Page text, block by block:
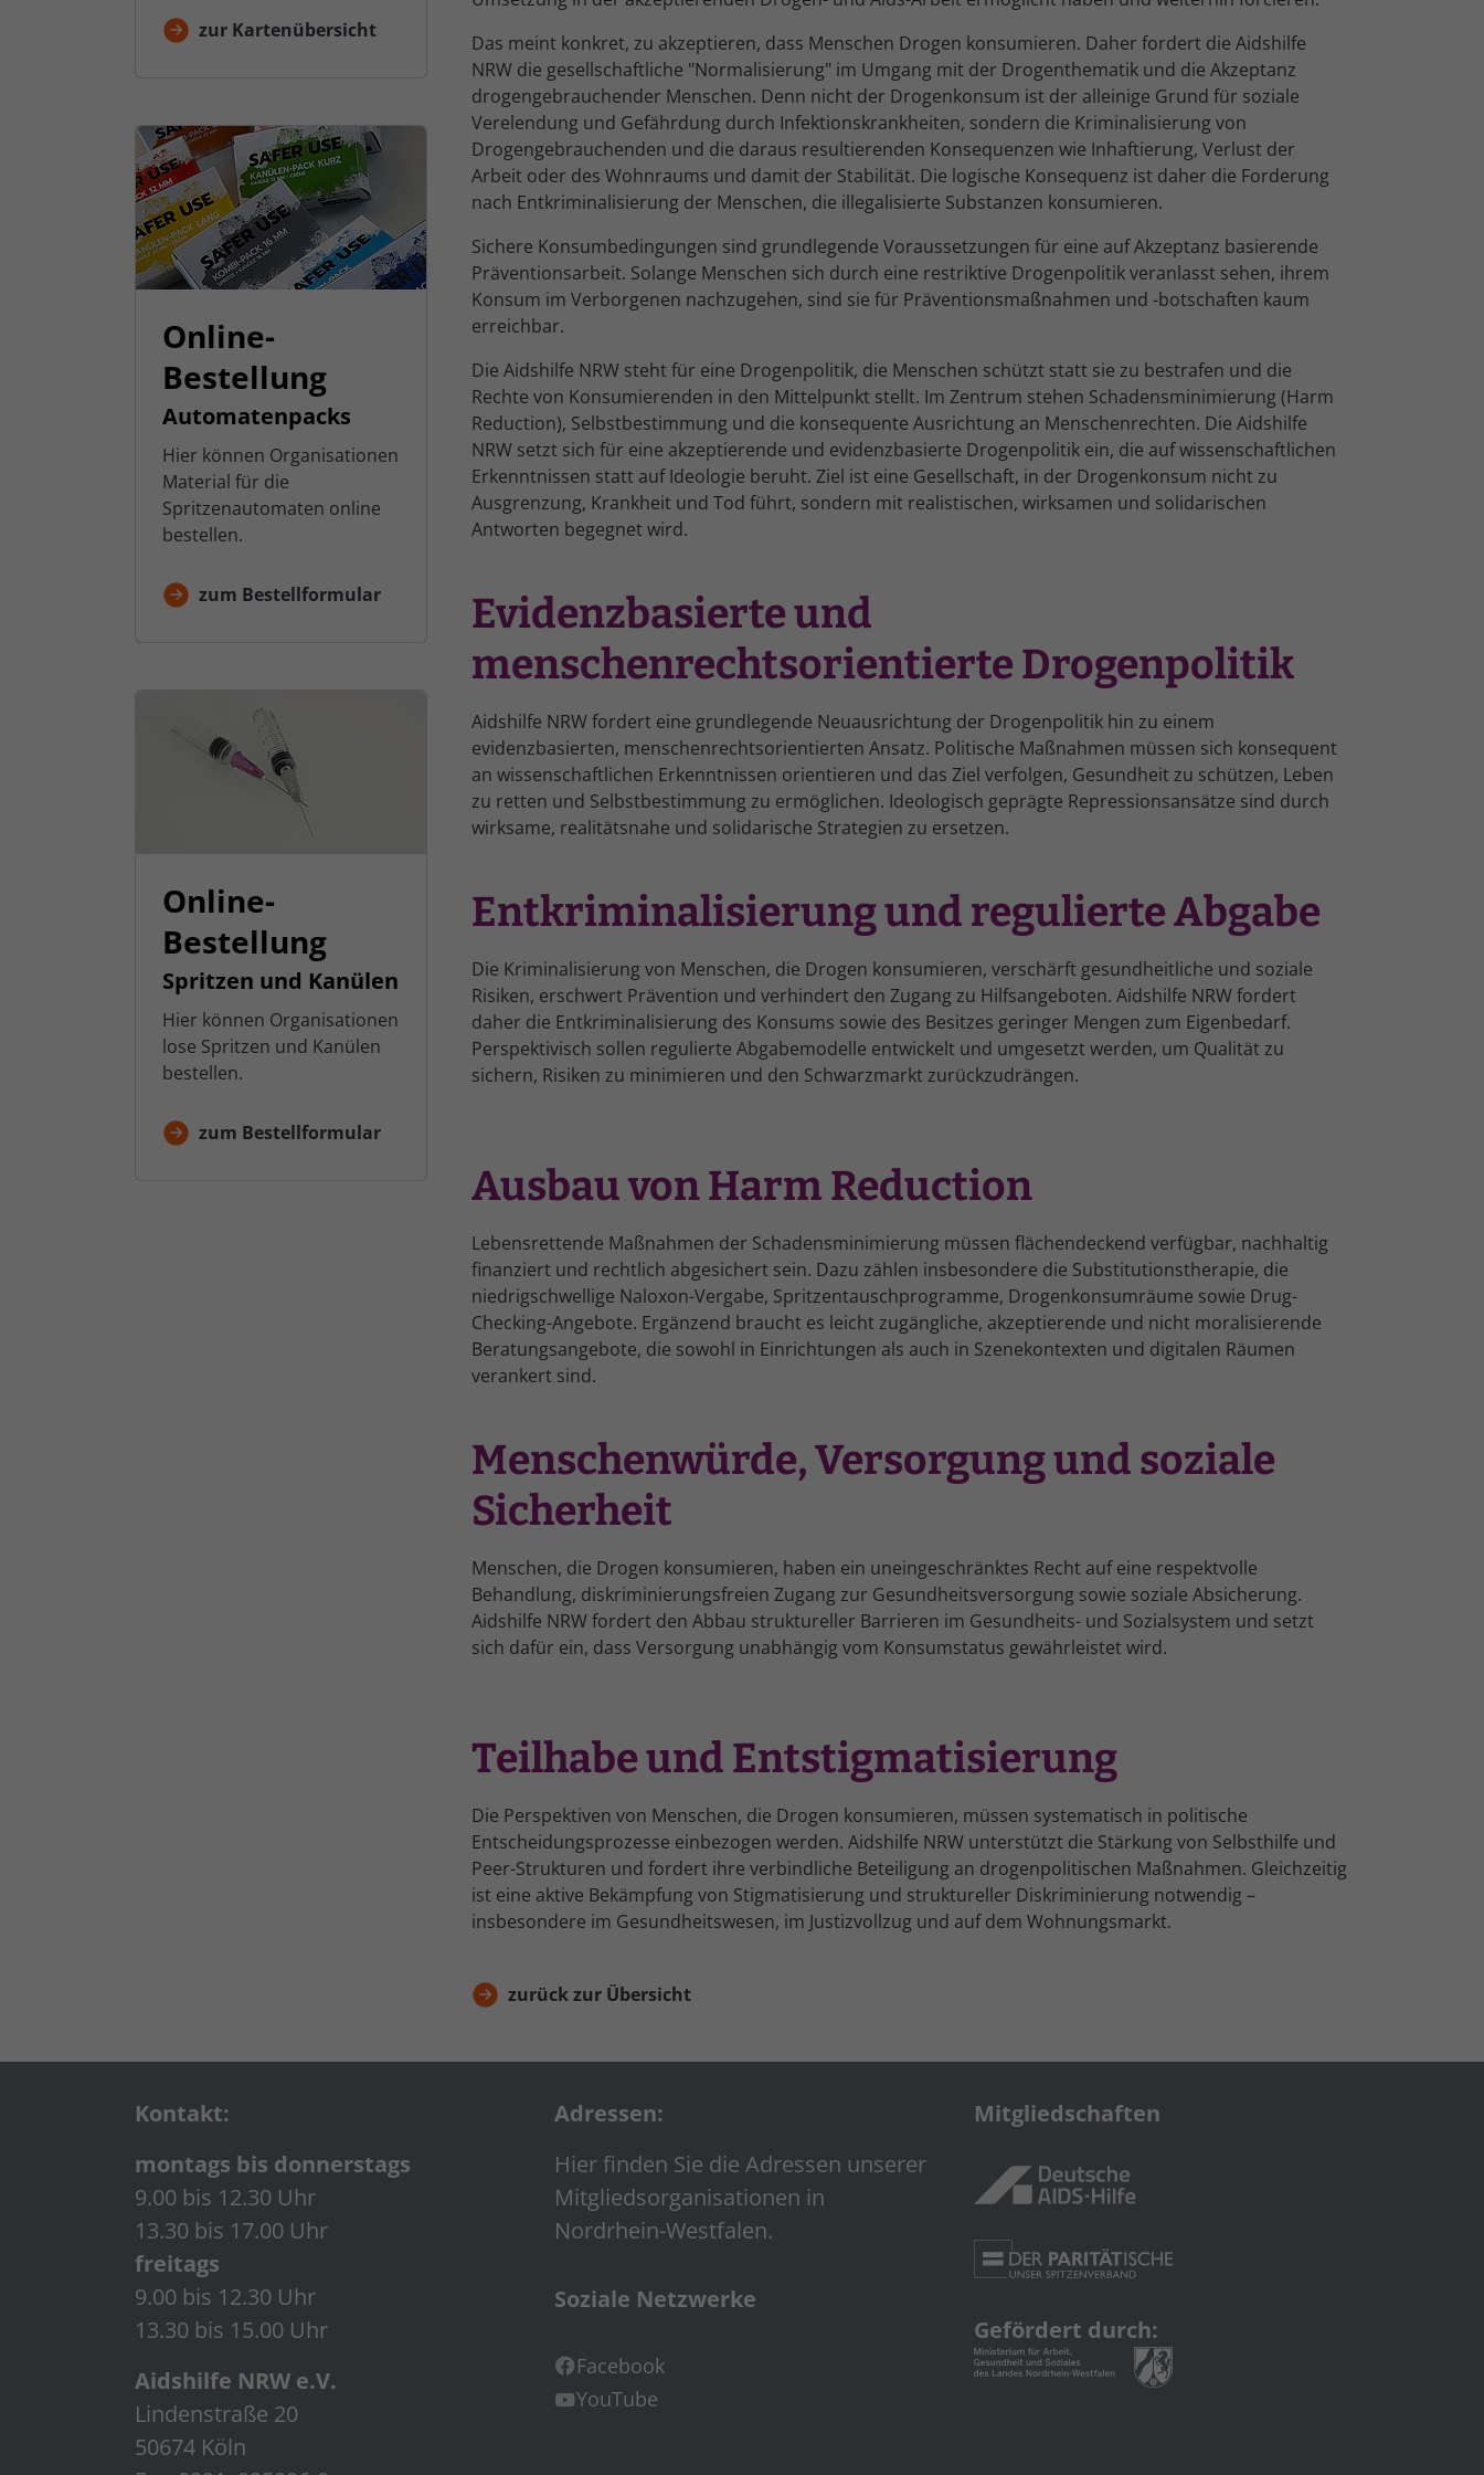
Das meint konkret, zu akzeptieren, dass Menschen Drogen konsumieren. Daher fordert die Aidshilfe
NRW die gesellschaftliche "Normalisierung" im Umgang mit der Drogenthematik und die Akzeptanz
drogengebrauchender Menschen. Denn nicht der Drogenkonsum ist der alleinige Grund für soziale
Verelendung und Gefährdung durch Infektionskrankheiten, sondern die Kriminalisierung von
Drogengebrauchenden und die daraus resultierenden Konsequenzen wie Inhaftierung, Verlust der
Arbeit oder des Wohnraums und damit der Stabilität. Die logische Konsequenz ist daher die Forderung
nach Entkriminalisierung der Menschen, die illegalisierte Substanzen konsumieren.
Sichere Konsumbedingungen sind grundlegende Voraussetzungen für eine auf Akzeptanz basierende
Präventionsarbeit. Solange Menschen sich durch eine restriktive Drogenpolitik veranlasst sehen, ihrem
Konsum im Verborgenen nachzugehen, sind sie für Präventionsmaßnahmen und -botschaften kaum
erreichbar.
Die Aidshilfe NRW steht für eine Drogenpolitik, die Menschen schützt statt sie zu bestrafen und die
Rechte von Konsumierenden in den Mittelpunkt stellt. Im Zentrum stehen Schadensminimierung (Harm
Reduction), Selbstbestimmung und die konsequente Ausrichtung an Menschenrechten. Die Aidshilfe
NRW setzt sich für eine akzeptierende und evidenzbasierte Drogenpolitik ein, die auf wissenschaftlichen
Erkenntnissen statt auf Ideologie beruht. Ziel ist eine Gesellschaft, in der Drogenkonsum nicht zu
Ausgrenzung, Krankheit und Tod führt, sondern mit realistischen, wirksamen und solidarischen
Antworten begegnet wird.
Evidenzbasierte und
menschenrechtsorientierte Drogenpolitik
Aidshilfe NRW fordert eine grundlegende Neuausrichtung der Drogenpolitik hin zu einem
evidenzbasierten, menschenrechtsorientierten Ansatz. Politische Maßnahmen müssen sich konsequent
an wissenschaftlichen Erkenntnissen orientieren und das Ziel verfolgen, Gesundheit zu schützen, Leben
zu retten und Selbstbestimmung zu ermöglichen. Ideologisch geprägte Repressionsansätze sind durch
wirksame, realitätsnahe und solidarische Strategien zu ersetzen.
Entkriminalisierung und regulierte Abgabe
Die Kriminalisierung von Menschen, die Drogen konsumieren, verschärft gesundheitliche und soziale
Risiken, erschwert Prävention und verhindert den Zugang zu Hilfsangeboten. Aidshilfe NRW fordert
daher die Entkriminalisierung des Konsums sowie des Besitzes geringer Mengen zum Eigenbedarf.
Perspektivisch sollen regulierte Abgabemodelle entwickelt und umgesetzt werden, um Qualität zu
sichern, Risiken zu minimieren und den Schwarzmarkt zurückzudrängen.
Ausbau von Harm Reduction
Lebensrettende Maßnahmen der Schadensminimierung müssen flächendeckend verfügbar, nachhaltig
finanziert und rechtlich abgesichert sein. Dazu zählen insbesondere die Substitutionstherapie, die
niedrigschwellige Naloxon-Vergabe, Spritzentauschprogramme, Drogenkonsumräume sowie Drug-
Checking-Angebote. Ergänzend braucht es leicht zugängliche, akzeptierende und nicht moralisierende
Beratungsangebote, die sowohl in Einrichtungen als auch in Szenekontexten und digitalen Räumen
verankert sind.
Menschenwürde, Versorgung und soziale
Sicherheit
Menschen, die Drogen konsumieren, haben ein uneingeschränktes Recht auf eine respektvolle
Behandlung, diskriminierungsfreien Zugang zur Gesundheitsversorgung sowie soziale Absicherung.
Aidshilfe NRW fordert den Abbau struktureller Barrieren im Gesundheits- und Sozialsystem und setzt
sich dafür ein, dass Versorgung unabhängig vom Konsumstatus gewährleistet wird.
Teilhabe und Entstigmatisierung
Die Perspektiven von Menschen, die Drogen konsumieren, müssen systematisch in politische
Entscheidungsprozesse einbezogen werden. Aidshilfe NRW unterstützt die Stärkung von Selbsthilfe und
Peer-Strukturen und fordert ihre verbindliche Beteiligung an drogenpolitischen Maßnahmen. Gleichzeitig
ist eine aktive Bekämpfung von Stigmatisierung und struktureller Diskriminierung notwendig –
insbesondere im Gesundheitswesen, im Justizvollzug und auf dem Wohnungsmarkt.
zurück zur Übersicht
zur Kartenübersicht
Online-
Bestellung
Automatenpacks
Hier können Organisationen
Material für die
Spritzenautomaten online
bestellen.
zum Bestellformular
Online-
Bestellung
Spritzen und Kanülen
Hier können Organisationen
lose Spritzen und Kanülen
bestellen.
zum Bestellformular
Kontakt:
montags bis donnerstags
9.00 bis 12.30 Uhr
13.30 bis 17.00 Uhr
freitags
9.00 bis 12.30 Uhr
13.30 bis 15.00 Uhr
Aidshilfe NRW e.V.
Lindenstraße 20
50674 Köln
Adressen:
Hier finden Sie die Adressen unserer
Mitgliedsorganisationen in
Nordrhein-Westfalen.
Soziale Netzwerke
Facebook
YouTube
Mitgliedschaften
Gefördert durch: